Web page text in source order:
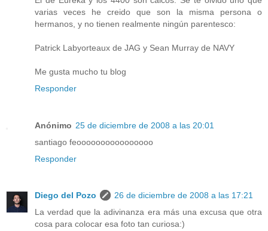
varias veces he creido que son la misma persona o
hermanos, y no tienen realmente ningún parentesco:
Patrick Labyorteaux de JAG y Sean Murray de NAVY
Me gusta mucho tu blog
Responder
Anónimo 25 de diciembre de 2008 a las 20:01
santiago feoooooooooooooooo
Responder
Diego del Pozo
26 de diciembre de 2008 a las 17:21
La verdad que la adivinanza era más una excusa que otra
cosa para colocar esa foto tan curiosa:)